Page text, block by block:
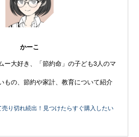
かーこ
ー大好き、「節約命」の子ども3人のマ
もの、節約や家計、教育について紹介
売り切れ続出！見つけたらすぐ購入したい